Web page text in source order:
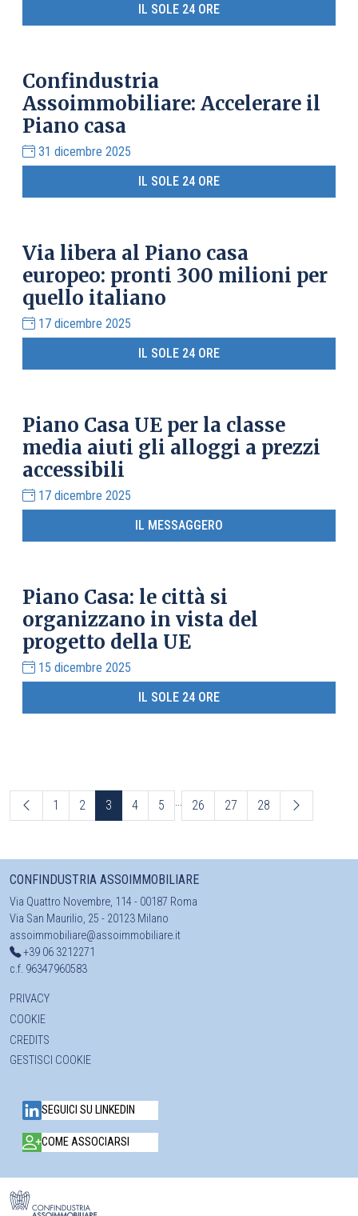
IL SOLE 24 ORE
Confindustria
Assoimmobiliare: Accelerare il
Piano casa
31 dicembre 2025
IL SOLE 24 ORE
Via libera al Piano casa
europeo: pronti 300 milioni per
quello italiano
17 dicembre 2025
IL SOLE 24 ORE
Piano Casa UE per la classe
media aiuti gli alloggi a prezzi
accessibili
17 dicembre 2025
IL MESSAGGERO
Piano Casa: le città si
organizzano in vista del
progetto della UE
15 dicembre 2025
IL SOLE 24 ORE
1 2 3 4 5 26 27 28
CONFINDUSTRIA ASSOIMMOBILIARE
Via Quattro Novembre, 114 - 00187 Roma
Via San Maurilio, 25 - 20123 Milano
assoimmobiliare@assoimmobiliare.it
+39 06 3212271
c.f. 96347960583
PRIVACY
COOKIE
CREDITS
GESTISCI COOKIE
SEGUICI SU LINKEDIN
COME ASSOCIARSI